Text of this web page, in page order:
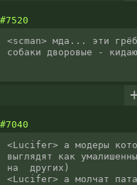
#7520
<scman> мда... эти
собаки дворовые -
#7040
<Lucifer> а модеры
выглядят как
на  других)
<Lucifer> а молчат